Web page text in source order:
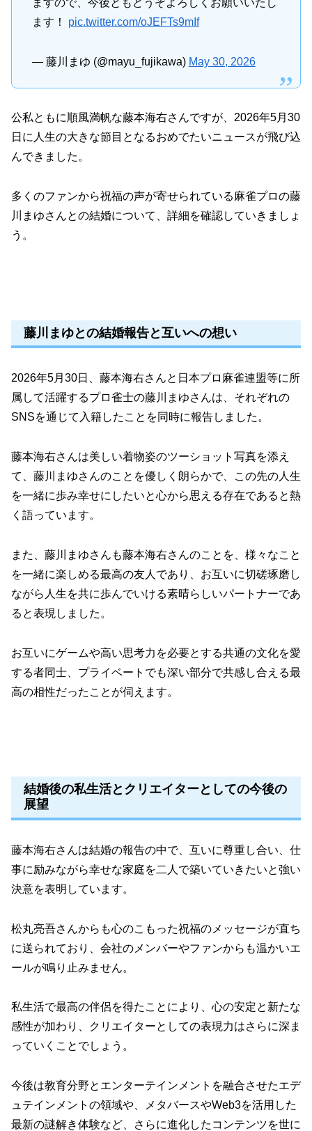
ますので、今後ともどうぞよろしくお願いいたし
ます！ pic.twitter.com/oJEFTs9mIf
— 藤川まゆ (@mayu_fujikawa) May 30, 2026
公私ともに順風満帆な藤本海右さんですが、2026年5月30
日に人生の大きな節目となるおめでたいニュースが飛び込
んできました。
多くのファンから祝福の声が寄せられている麻雀プロの藤
川まゆさんとの結婚について、詳細を確認していきましょ
う。
藤川まゆとの結婚報告と互いへの想い
2026年5月30日、藤本海右さんと日本プロ麻雀連盟等に所
属して活躍するプロ雀士の藤川まゆさんは、それぞれの
SNSを通じて入籍したことを同時に報告しました。
藤本海右さんは美しい着物姿のツーショット写真を添え
て、藤川まゆさんのことを優しく朗らかで、この先の人生
を一緒に歩み幸せにしたいと心から思える存在であると熱
く語っています。
また、藤川まゆさんも藤本海右さんのことを、様々なこと
を一緒に楽しめる最高の友人であり、お互いに切磋琢磨し
ながら人生を共に歩んでいける素晴らしいパートナーであ
ると表現しました。
お互いにゲームや高い思考力を必要とする共通の文化を愛
する者同士、プライベートでも深い部分で共感し合える最
高の相性だったことが伺えます。
結婚後の私生活とクリエイターとしての今後の
展望
藤本海右さんは結婚の報告の中で、互いに尊重し合い、仕
事に励みながら幸せな家庭を二人で築いていきたいと強い
決意を表明しています。
松丸亮吾さんからも心のこもった祝福のメッセージが直ち
に送られており、会社のメンバーやファンからも温かいエ
ールが鳴り止みません。
私生活で最高の伴侶を得たことにより、心の安定と新たな
感性が加わり、クリエイターとしての表現力はさらに深ま
っていくことでしょう。
今後は教育分野とエンターテインメントを融合させたエデ
ュテインメントの領域や、メタバースやWeb3を活用した
最新の謎解き体験など、さらに進化したコンテンツを世に